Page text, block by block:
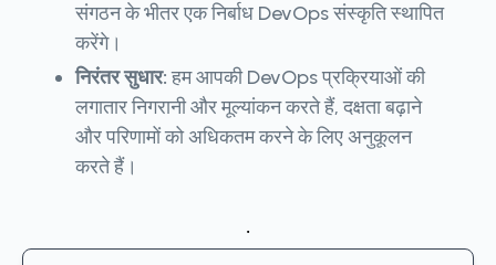
संगठन के भीतर एक निर्बाध DevOps संस्कृति स्थापित
करेंगे।
निरंतर सुधार:हम आपकी DevOps प्रक्रियाओं की
लगातार निगरानी और मूल्यांकन करते हैं, दक्षता बढ़ाने
और परिणामों को अधिकतम करने के लिए अनुकूलन
करते हैं।
.